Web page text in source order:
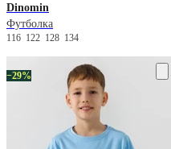
Dinomin
Футболка
116 122 128 134
−29%